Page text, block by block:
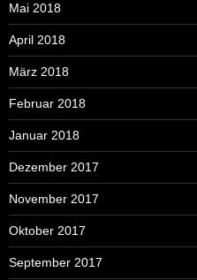
Mai 2018
April 2018
März 2018
Februar 2018
Januar 2018
Dezember 2017
November 2017
Oktober 2017
September 2017